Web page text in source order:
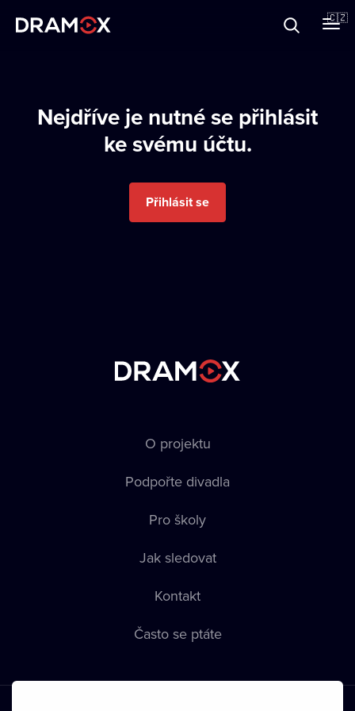
🇨🇿
Registrujte se
Nejdříve je nutné se přihlásit
ke svému účtu.
Přihlásit se
O projektu
Podpořte divadla
Pro školy
Jak sledovat
Kontakt
Často se ptáte